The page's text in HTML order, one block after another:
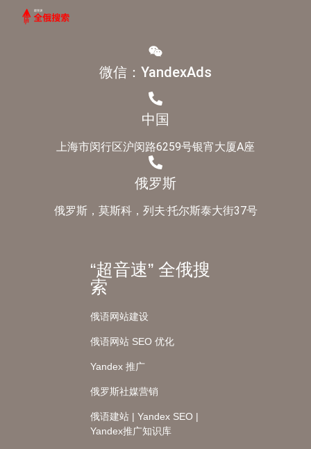
微信：YandexAds
中国
上海市闵行区沪闵路6259号银宵大厦A座
俄罗斯
俄罗斯，莫斯科，列夫·托尔斯泰大街37号
“超音速” 全俄搜
索
俄语网站建设
俄语网站 SEO 优化
Yandex 推广
俄罗斯社媒营销
俄语建站 | Yandex SEO |
Yandex推广知识库